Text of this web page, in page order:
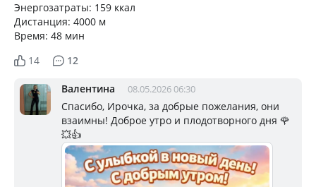
Энергозатраты: 159 ккал
Дистанция: 4000 м
Время: 48 мин
14
12
Валентина 08.05.2026 06:30
Спасибо, Ирочка, за добрые пожелания, они
взаимны! Доброе утро и плодотворного дня 🌹
💥👍